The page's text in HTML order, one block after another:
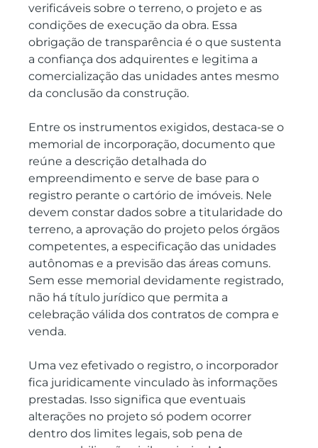
verificáveis sobre o terreno, o projeto e as
condições de execução da obra. Essa
obrigação de transparência é o que sustenta
a confiança dos adquirentes e legitima a
comercialização das unidades antes mesmo
da conclusão da construção.
Entre os instrumentos exigidos, destaca-se o
memorial de incorporação, documento que
reúne a descrição detalhada do
empreendimento e serve de base para o
registro perante o cartório de imóveis. Nele
devem constar dados sobre a titularidade do
terreno, a aprovação do projeto pelos órgãos
competentes, a especificação das unidades
autônomas e a previsão das áreas comuns.
Sem esse memorial devidamente registrado,
não há título jurídico que permita a
celebração válida dos contratos de compra e
venda.
Uma vez efetivado o registro, o incorporador
fica juridicamente vinculado às informações
prestadas. Isso significa que eventuais
alterações no projeto só podem ocorrer
dentro dos limites legais, sob pena de